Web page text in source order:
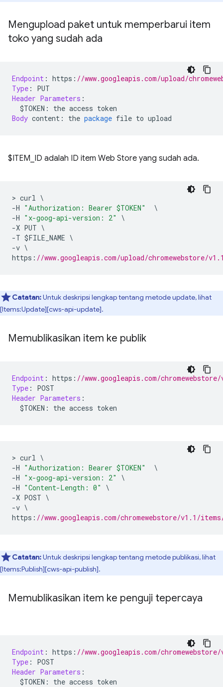
Mengupload paket untuk memperbarui item
toko yang sudah ada
Endpoint : https : //www.googleapis.com/upload/
Type :
PUT
Header Parameters :
$TOKEN :
the access token
Body content : the package file to upload
$ITEM_ID adalah ID item Web Store yang sudah ada.
> curl \
-H "Authorization: Bearer $TOKEN"
\
-H "x-goog-api-version: 2"
\
-X PUT \
-T $FILE_NAME \
-v \
https : //www.googleapis.com/upload/chromewebstore/
Catatan:Untuk deskripsi lengkap tentang metode update, lihat
[Items:Update][cws-api-update].
Memublikasikan item ke publik
Endpoint : https : //www.googleapis.com/
Type :
POST
Header Parameters :
$TOKEN : the access token
> curl \
-H "Authorization: Bearer $TOKEN"
\
-H "x-goog-api-version: 2"
\
-H "Content-Length: 0"
\
-X POST \
-v \
https : //www.googleapis.com/chromewebstore/v1.1/
Catatan:Untuk deskripsi lengkap tentang metode publikasi, lihat
[Items:Publish][cws-api-publish].
Memublikasikan item ke penguji tepercaya
Endpoint : https : //www.googleapis.com/
Type :
POST
Header Parameters :
$TOKEN : the access token